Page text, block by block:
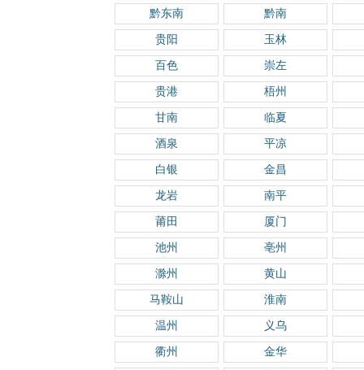
黔东南 黔南
贵阳 玉林
百色 崇左
贵港 梧州
甘南 临夏
酒泉 平凉
白银 金昌
龙岩 南平
莆田 厦门
池州 亳州
滁州 黄山
马鞍山 淮南
温州 义乌
衢州 金华